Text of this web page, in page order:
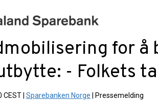
for å
- Folkets
CEST Sparebanken Norge Pressemelding